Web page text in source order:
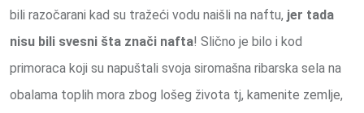
bili razočarani kad su tražeći vodu naišli na naftu, jer tada
nisu bili svesni šta znači nafta! Slično je bilo i kod
primoraca koji su napuštali svoja siromašna ribarska sela na
obalama toplih mora zbog lošeg života tj, kamenite zemlje,